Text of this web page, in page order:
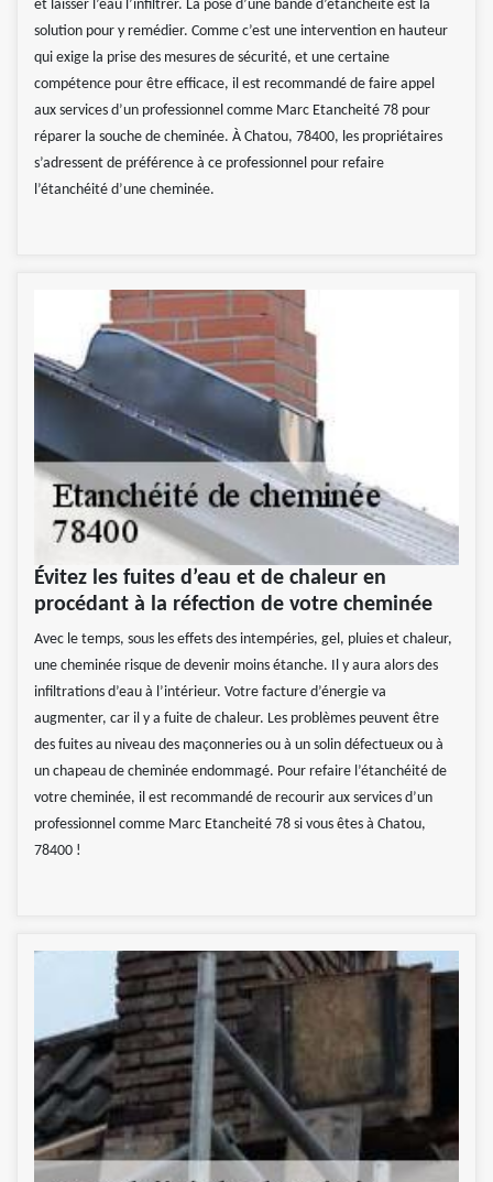
et laisser l’eau l’infiltrer. La pose d’une bande d’étanchéité est la
solution pour y remédier. Comme c’est une intervention en hauteur
qui exige la prise des mesures de sécurité, et une certaine
compétence pour être efficace, il est recommandé de faire appel
aux services d’un professionnel comme Marc Etancheité 78 pour
réparer la souche de cheminée. À Chatou, 78400, les propriétaires
s’adressent de préférence à ce professionnel pour refaire
l’étanchéité d’une cheminée.
Évitez les fuites d’eau et de chaleur en
procédant à la réfection de votre cheminée
Avec le temps, sous les effets des intempéries, gel, pluies et chaleur,
une cheminée risque de devenir moins étanche. Il y aura alors des
infiltrations d’eau à l’intérieur. Votre facture d’énergie va
augmenter, car il y a fuite de chaleur. Les problèmes peuvent être
des fuites au niveau des maçonneries ou à un solin défectueux ou à
un chapeau de cheminée endommagé. Pour refaire l’étanchéité de
votre cheminée, il est recommandé de recourir aux services d’un
professionnel comme Marc Etancheité 78 si vous êtes à Chatou,
78400 !